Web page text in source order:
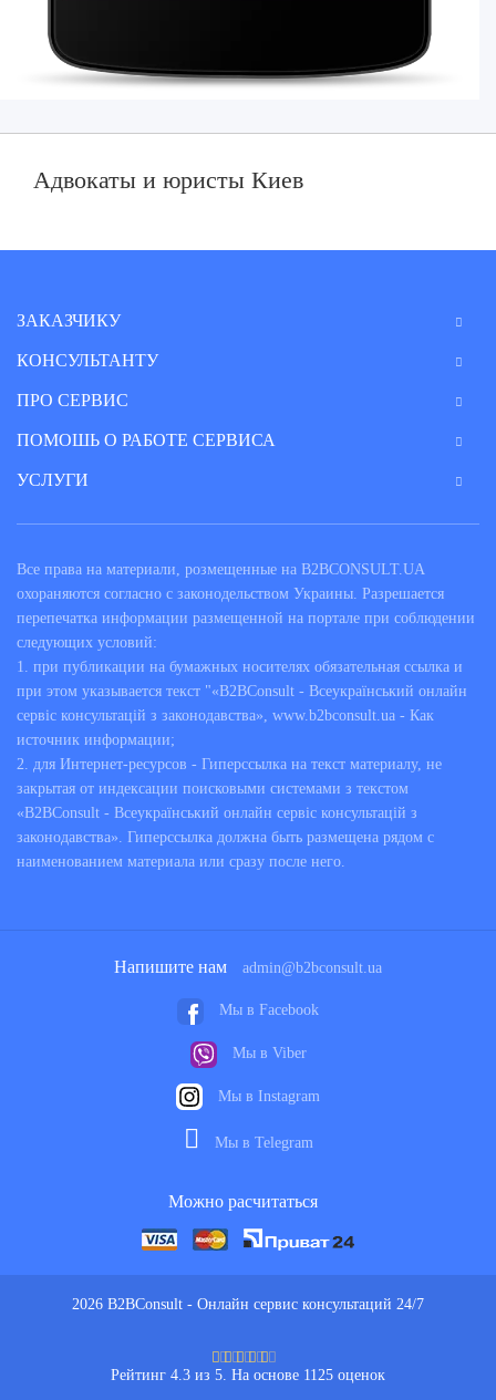
Адвокаты и юристы Киев
ЗАКАЗЧИКУ
КОНСУЛЬТАНТУ
ПРО СЕРВИС
ПОМОШЬ О РАБОТЕ СЕРВИСА
УСЛУГИ
Все права на материали, розмещенные на B2BCONSULT.UA
охораняются согласно с законодельством Украины. Разрешается
перепечатка информации размещенной на портале при соблюдении
следующих условий:
1. при публикации на бумажных носителях обязательная ссылка и
при этом указывается текст "«B2BConsult - Всеукраїнський онлайн
сервіс консультацій з законодавства», www.b2bconsult.ua - Как
источник информации;
2. для Интернет-ресурсов - Гиперссылка на текст материалу, не
закрытая от индексации поисковыми системами з текстом
«B2BConsult - Всеукраїнський онлайн сервіс консультацій з
законодавства». Гиперссылка должна быть размещена рядом с
наименованием материала или сразу после него.
2026 B2BConsult - Онлайн сервис консультаций 24/7
Рейтинг 4.3 из 5. На основе 1125 оценок
Напишите нам admin@b2bconsult.ua
Мы в Facebook
Мы в Viber
Мы в Instagram
Мы в Telegram
Можно расчитаться